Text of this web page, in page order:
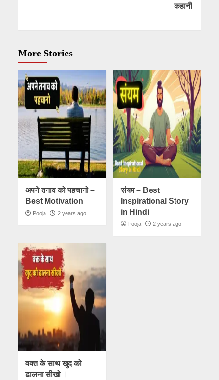
कहानी
More Stories
अपने तनाव को पहचानो –
Best Motivation
Pooja 2 years ago
संयम – Best
Inspirational Story
in Hindi
Pooja 2 years ago
वक्त के साथ खुद को
ढालना सीखो ।